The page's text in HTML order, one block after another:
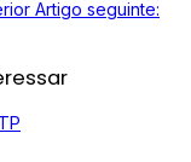
Artigo seguinte: